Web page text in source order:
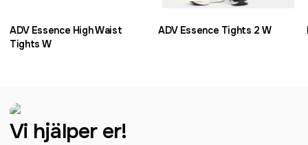
ADV Essence High Waist
Tights W
ADV Essence Tights 2 W
Vi hjälper er!